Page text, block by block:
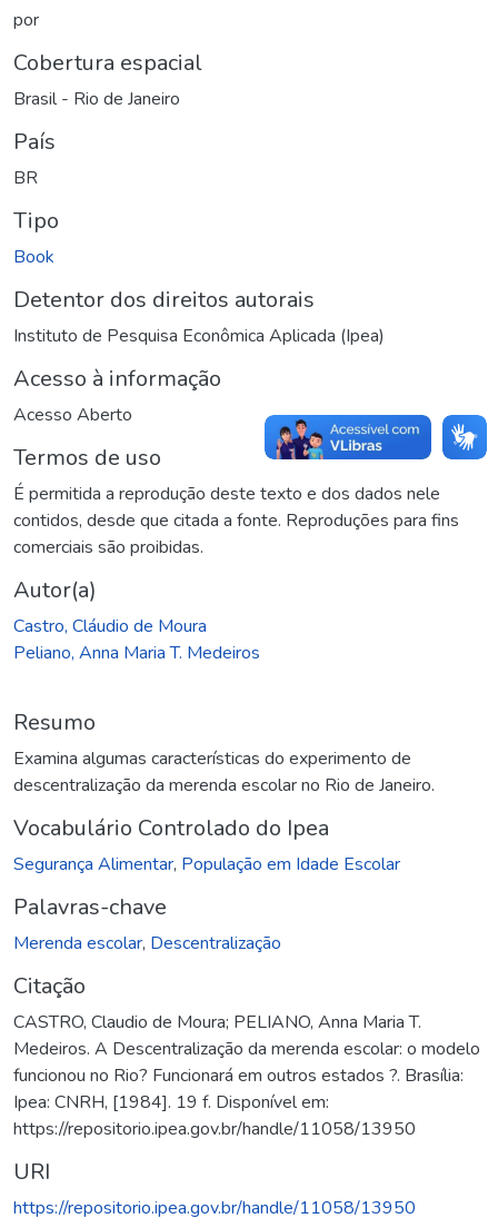
por
Cobertura espacial
Brasil - Rio de Janeiro
País
BR
Tipo
Book
Detentor dos direitos autorais
Instituto de Pesquisa Econômica Aplicada (Ipea)
Acesso à informação
Acesso Aberto
Termos de uso
É permitida a reprodução deste texto e dos dados nele
contidos, desde que citada a fonte. Reproduções para fins
comerciais são proibidas.
Autor(a)
Castro, Cláudio de Moura
Peliano, Anna Maria T. Medeiros
Resumo
Examina algumas características do experimento de
descentralização da merenda escolar no Rio de Janeiro.
Vocabulário Controlado do Ipea
Segurança Alimentar, População em Idade Escolar
Palavras-chave
Merenda escolar, Descentralização
Citação
CASTRO, Claudio de Moura; PELIANO, Anna Maria T.
Medeiros. A Descentralização da merenda escolar: o modelo
funcionou no Rio? Funcionará em outros estados ?. Brasília:
Ipea: CNRH, [1984]. 19 f. Disponível em:
https://repositorio.ipea.gov.br/handle/11058/13950
URI
https://repositorio.ipea.gov.br/handle/11058/13950